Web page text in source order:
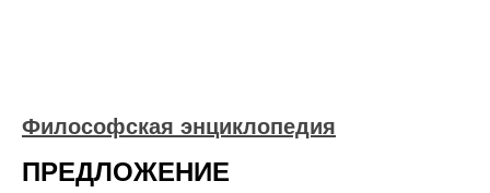
Философская энциклопедия
ПРЕДЛОЖЕНИЕ